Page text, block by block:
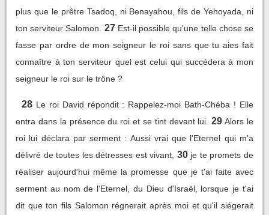
plus que le prêtre Tsadoq, ni Benayahou, fils de Yehoyada, ni
ton serviteur Salomon.
27 Est-il possible qu'une telle chose se
fasse par ordre de mon seigneur le roi sans que tu aies fait
connaître à ton serviteur quel est celui qui succédera à mon
seigneur le roi sur le trône ?
28 Le roi David répondit : Rappelez-moi Bath-Chéba ! Elle
entra dans la présence du roi et se tint devant lui. 29 Alors le
roi lui déclara par serment : Aussi vrai que l'Eternel qui m'a
délivré de toutes les détresses est vivant, 30 je te promets de
réaliser aujourd'hui même la promesse que je t'ai faite avec
serment au nom de l'Eternel, du Dieu d'Israël, lorsque je t'ai
dit que ton fils Salomon régnerait après moi et qu'il siégerait